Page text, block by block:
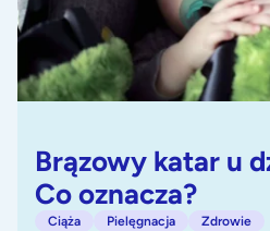
Brązowy katar u
Co oznacza?
Ciąża Pielęgnacja Zdrowie